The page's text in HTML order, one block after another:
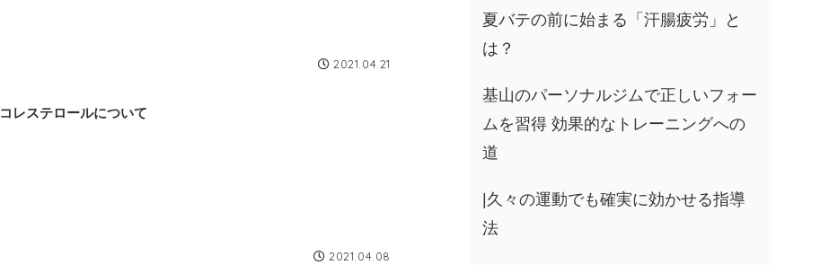
2021.04.21
コレステロールについて
2021.04.08
夏バテの前に始まる「汗腸疲労」と
は？
基山のパーソナルジムで正しいフォー
ムを習得 効果的なトレーニングへの
道
|久々の運動でも確実に効かせる指導
法